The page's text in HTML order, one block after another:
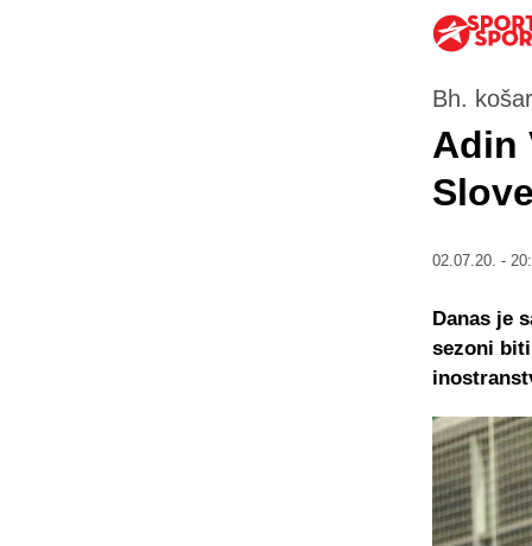
Bh.
Adin
02.07.20. -
Danas je
sezoni